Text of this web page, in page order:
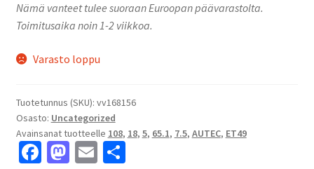
Nämä vanteet tulee suoraan Euroopan päävarastolta.
Toimitusaika noin 1-2 viikkoa.
Varasto loppu
Tuotetunnus (SKU): vv168156
Osasto: Uncategorized
Avainsanat tuotteelle 108, 18, 5, 65.1, 7.5, AUTEC, ET49
Fa M E S